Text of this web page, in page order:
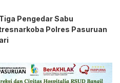
Pengedar Sabu
Polres Pasuruan